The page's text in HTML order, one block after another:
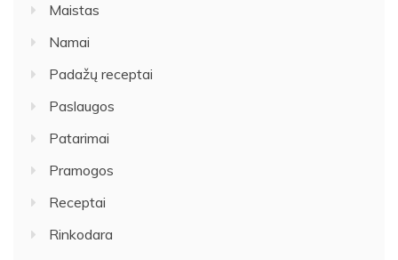
Maistas
Namai
Padažų receptai
Paslaugos
Patarimai
Pramogos
Receptai
Rinkodara